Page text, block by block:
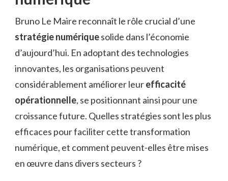
Bruno Le Maire reconnaît le rôle crucial d’une
stratégie numériquesolide dans l’économie
d’aujourd’hui. En adoptant des technologies
innovantes, les organisations peuvent
considérablement améliorer leurefficacité
opérationnelle, se positionnant ainsi pour une
croissance future. Quelles stratégies sont les plus
efficaces pour faciliter cette transformation
numérique, et comment peuvent-elles être mises
en œuvre dans divers secteurs ?